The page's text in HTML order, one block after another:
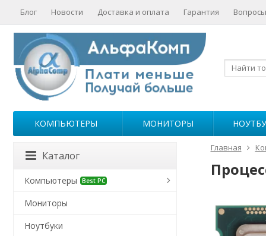
Блог Новости Доставка и оплата Гарантия
КОМПЬЮТЕРЫ МОНИТОРЫ
Главная
Каталог
Компьютеры Best PC
Мониторы
Ноутбуки